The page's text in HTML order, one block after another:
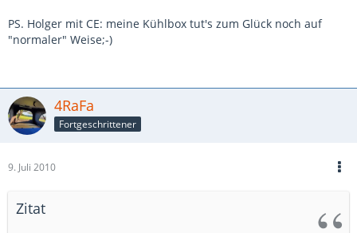
PS. Holger mit CE: meine Kühlbox tut's zum Glück noch auf
"normaler" Weise;-)
4RaFa
Fortgeschrittener
9. Juli 2010
Zitat